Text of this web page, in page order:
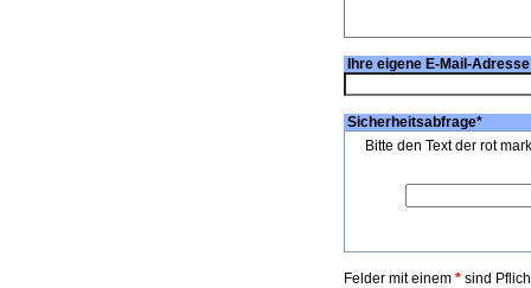
Ihre eigene E-Mail-
Sicherheitsabfrage*
Bitte den Text der rot
Felder mit einem * sind